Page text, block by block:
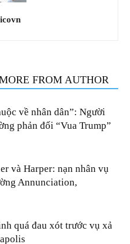
FROM AUTHOR
về nhân dân”: Người
phản đối “Vua Trump”
và Harper: nạn nhân vụ
Annunciation,
quá đau xót trước vụ xả